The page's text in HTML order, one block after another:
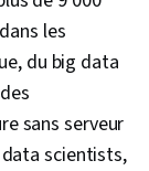
les
du big data
sans serveur
scientists,